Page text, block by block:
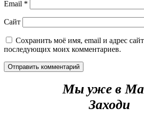
Email *
Сайт
Сохранить моё имя, email и адрес
последующих моих комментариев.
Мы уже в
Заходи